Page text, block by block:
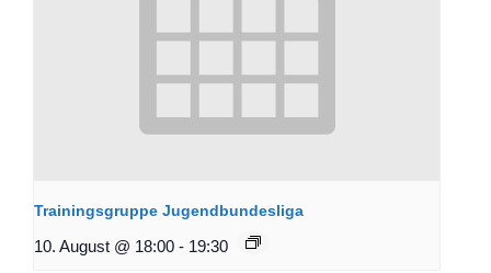
Trainingsgruppe Jugendbundesliga
10. August @ 18:00 - 19:30